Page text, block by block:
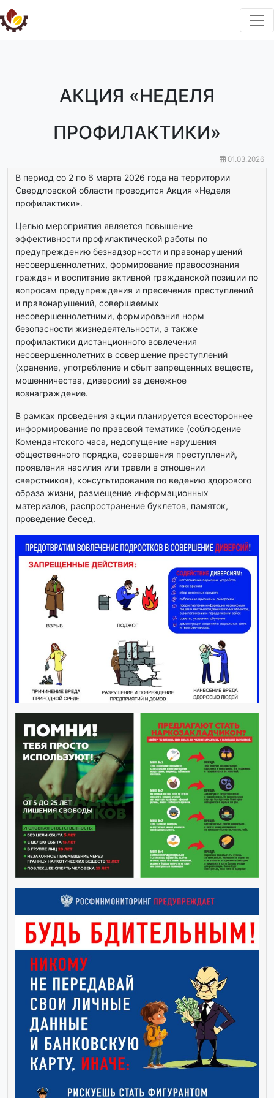
АКЦИЯ «НЕДЕЛЯ
ПРОФИЛАКТИКИ»
01.03.2026
В период со 2 по 6 марта 2026 года на территории
Свердловской области проводится Акция «Неделя
профилактики».
Целью мероприятия является повышение
эффективности профилактической работы по
предупреждению безнадзорности и правонарушений
несовершеннолетних, формирование правосознания
граждан и воспитание активной гражданской позиции по
вопросам предупреждения и пресечения преступлений
и правонарушений, совершаемых
несовершеннолетними, формирования норм
безопасности жизнедеятельности, а также
профилактики дистанционного вовлечения
несовершеннолетних в совершение преступлений
(хранение, употребление и сбыт запрещенных веществ,
мошенничества, диверсии) за денежное
вознаграждение.
В рамках проведения акции планируется всестороннее
информирование по правовой тематике (соблюдение
Комендантского часа, недопущение нарушения
общественного порядка, совершения преступлений,
проявления насилия или травли в отношении
сверстников), консультирование по ведению здорового
образа жизни, размещение информационных
материалов, распространение буклетов, памяток,
проведение бесед.